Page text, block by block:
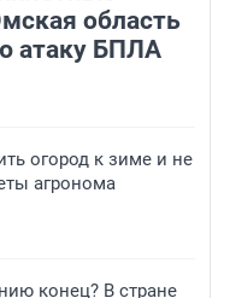
область
атаку БПЛА
огород к зиме и не
агронома
конец? В стране